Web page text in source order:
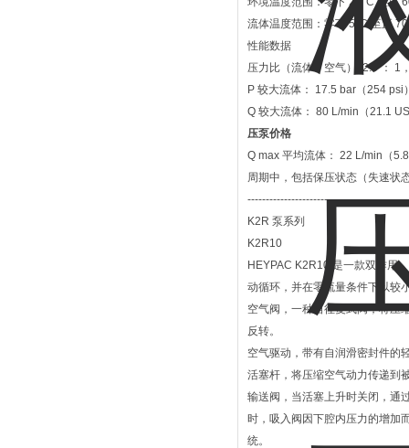
流体温度范围：零下 5°C 至正
性能数据
压力比（流体：空气）: 2.5 ： 1
P 较大流体： 17.5 bar（254
Q 较大流体： 80 L/min（21.1
压泵价格
Q max 平均流体： 22 L/min（
周期中，包括保压状态（失速状
K2R 泵系列
K2R10
HEYPAC K2R10 是一款双作用
动循环，并在零流量条件下以较
空气阀，一种自往复式阀，将压
反转。
空气驱动，带有自润滑密封件的
活塞杆，将压缩空气动力传递到
输送阀，当活塞上升时关闭，通
时，吸入阀因下腔内压力的增加
统。